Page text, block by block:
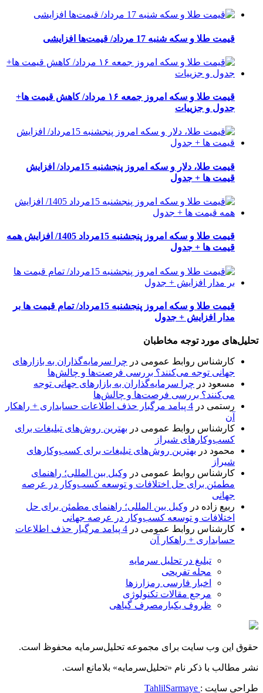
قیمت طلا و سکه شنبه 17 مرداد/ قیمت‌ها افزایشی
قیمت طلا و سکه امروز جمعه ۱۶ مرداد/ کاهش قیمت ها+
جدول و جزییات
قیمت طلا، دلار و سکه امروز پنجشنبه 15مرداد/ افزایش
قیمت ها + جدول
قیمت طلا و سکه امروز پنجشنبه 15مرداد 1405/ افزایش همه
قیمت ها + جدول
قیمت طلا و سکه امروز پنجشنبه 15مرداد/ تمام قیمت ها بر
مدار افزایش + جدول
تحلیل‌های مورد توجه مخاطبان
کارشناس روابط عمومی در چرا سرمایه‌گذاران به بازارهای
جهانی توجه می‌کنند؟ بررسی فرصت‌ها و چالش‌ها
مسعود در چرا سرمایه‌گذاران به بازارهای جهانی توجه
می‌کنند؟ بررسی فرصت‌ها و چالش‌ها
رستمی در
4 پیامد مرگبار حذف اطلاعات حسابداری + راهکار
آن
کارشناس روابط عمومی در بهترین روش‌های تبلیغات برای
کسب‌وکارهای شیراز
محمود در بهترین روش‌های تبلیغات برای کسب‌وکارهای
شیراز
کارشناس روابط عمومی در وکیل بین المللی؛ راهنمای
مطمئن برای حل اختلافات و توسعه کسب‌وکار در عرصه
جهانی
ربیع زاده در وکیل بین المللی؛ راهنمای مطمئن برای حل
اختلافات و توسعه کسب‌وکار در عرصه جهانی
کارشناس روابط عمومی در
4 پیامد مرگبار حذف اطلاعات
حسابداری + راهکار آن
تبلیغ در تحلیل سرمایه
مجله تفریحی
اخبار فارسی رمزارزها
مرجع مقالات تکنولوژی
ظروف یکبارمصرف گیاهی
حقوق این وب سایت برای مجموعه تحلیل‌سرمایه محفوظ است.
نشر مطالب با ذکر نام «تحلیل‌سرمایه» بلامانع است.
طراحی سایت :